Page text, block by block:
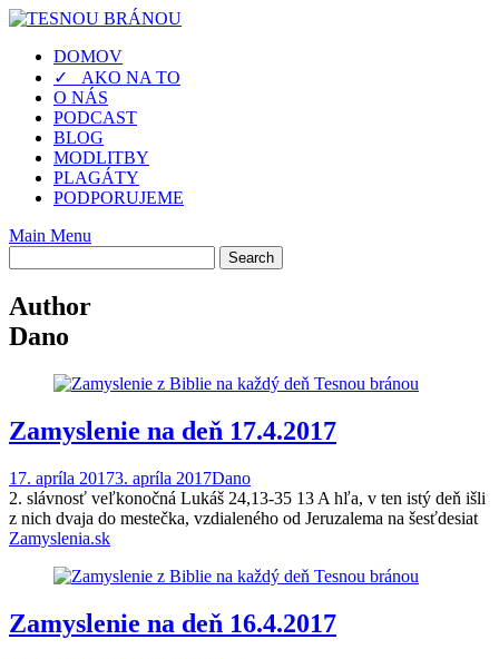
Skip
contentDOMOV
✓ AKO NA TO
O NÁS
PODCAST
BLOG
MODLITBY
PLAGÁTY
PODPORUJEME
Main Menu
Author
Dano
Zamyslenie na deň 17.4.2017
17. apríla 20173. apríla 2017Dano
2. slávnosť veľkonočná Lukáš 24,13-35 13 A hľa, v ten istý deň išli
z nich dvaja do mestečka, vzdialeného od Jeruzalema na šesťdesiat
Zamyslenia.sk
Zamyslenie na deň 16.4.2017